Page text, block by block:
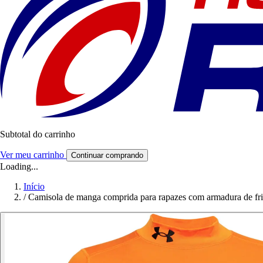
Subtotal do carrinho
Ver meu carrinho Continuar comprando
Loading...
Início
/ Camisola de manga comprida para rapazes com armadura de